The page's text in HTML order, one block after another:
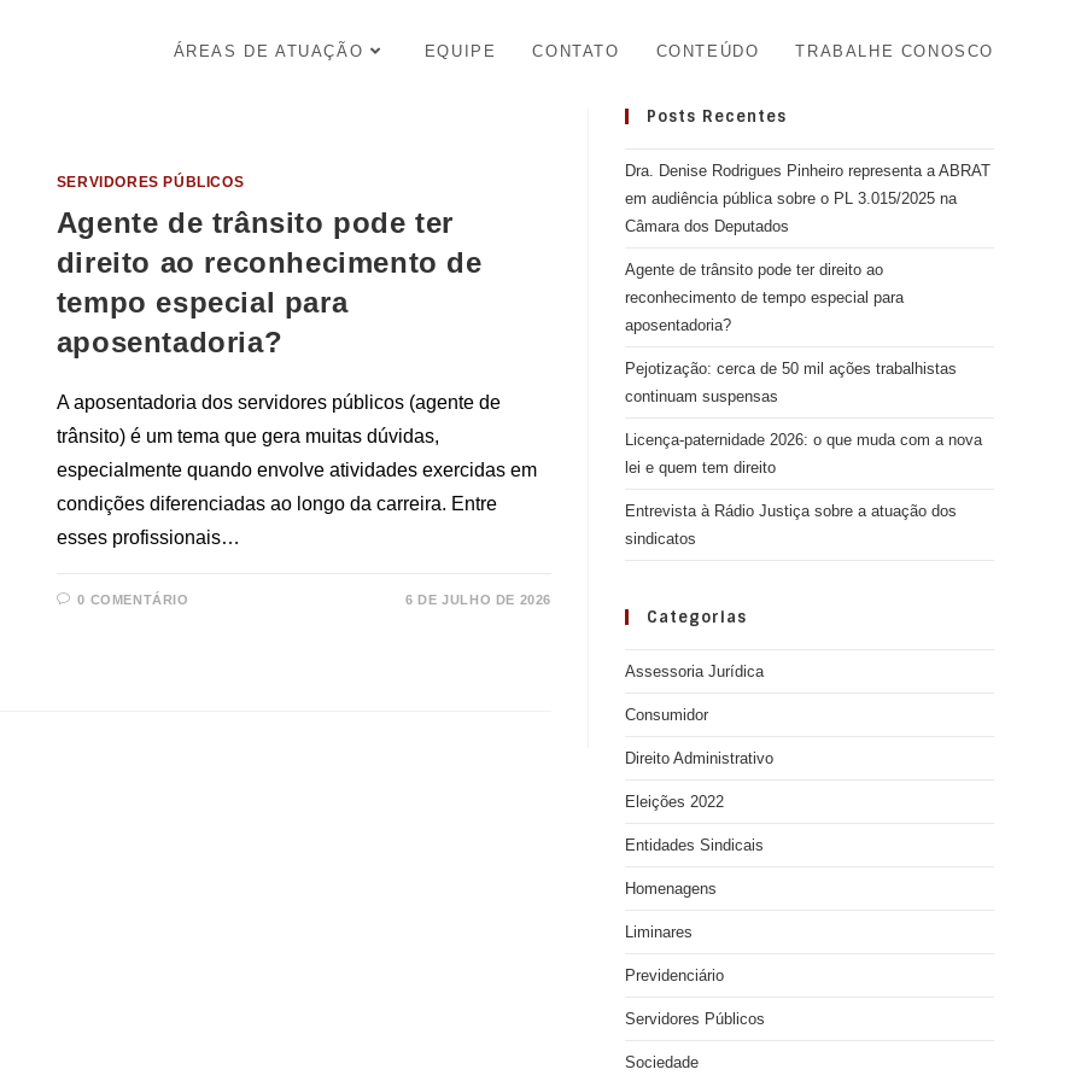
ÁREAS DE ATUAÇÃO EQUIPE CONTATO CONTEÚDO TRABALHE CONOSCO
SERVIDORES PÚBLICOS
Agente de trânsito pode ter
direito ao reconhecimento de
tempo especial para
aposentadoria?
A aposentadoria dos servidores públicos (agente de
trânsito) é um tema que gera muitas dúvidas,
especialmente quando envolve atividades exercidas em
condições diferenciadas ao longo da carreira. Entre
esses profissionais…
0 COMENTÁRIO 6 DE JULHO DE 2026
Posts Recentes
Dra. Denise Rodrigues Pinheiro representa a ABRAT
em audiência pública sobre o PL 3.015/2025 na
Câmara dos Deputados
Agente de trânsito pode ter direito ao
reconhecimento de tempo especial para
aposentadoria?
Pejotização: cerca de 50 mil ações trabalhistas
continuam suspensas
Licença-paternidade 2026: o que muda com a nova
lei e quem tem direito
Entrevista à Rádio Justiça sobre a atuação dos
sindicatos
Categorias
Assessoria Jurídica
Consumidor
Direito Administrativo
Eleições 2022
Entidades Sindicais
Homenagens
Liminares
Previdenciário
Servidores Públicos
Sociedade